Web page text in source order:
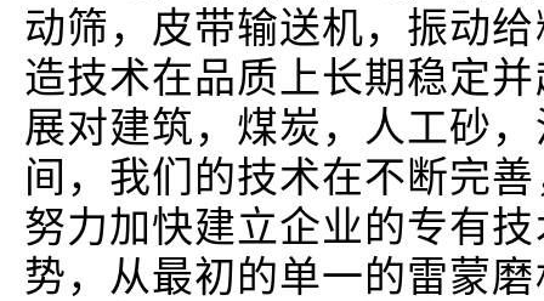
动筛，皮带输送机，振动
造技术在品质上长期稳定
展对建筑，煤炭，人工砂
间，我们的技术在不断完
努力加快建立企业的专有
势，从最初的单一的雷蒙